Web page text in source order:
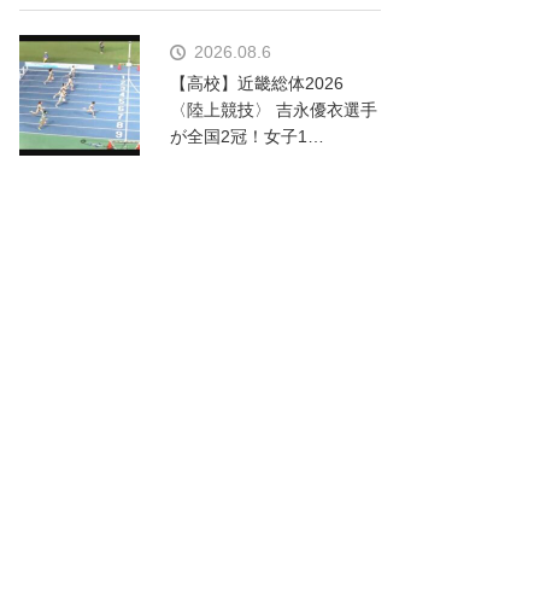
2026.08.6
【高校】近畿総体2026
〈陸上競技〉 吉永優衣選手
が全国2冠！女子1…